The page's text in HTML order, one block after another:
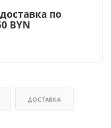
по
BYN
ДОСТАВКА